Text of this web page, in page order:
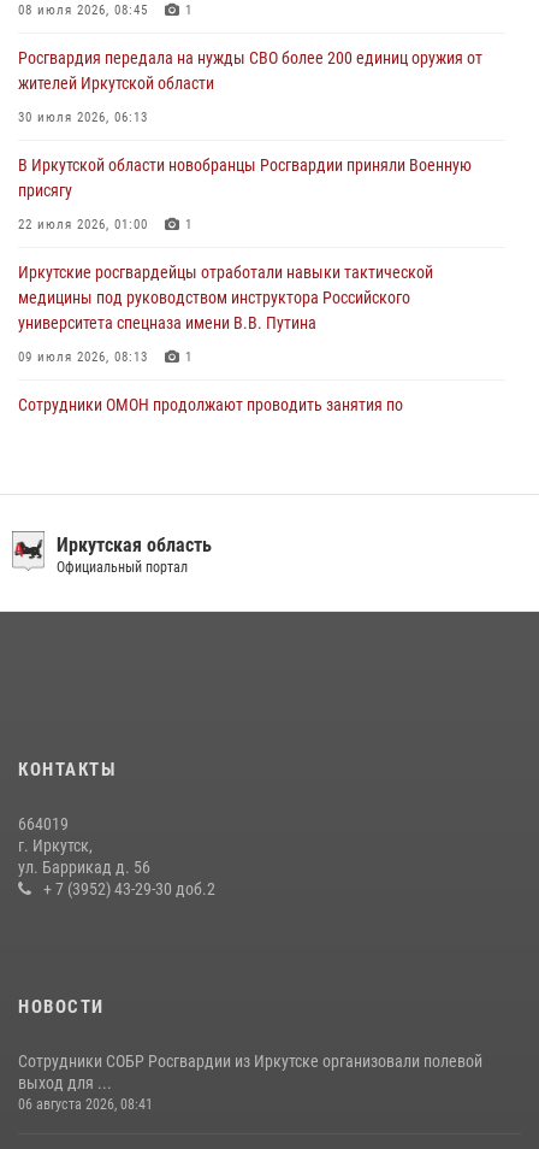
Росгвардия передала на нужды СВО более 200 единиц оружия от
30 июля 2026, 06:13
При силовой поддержке СОБР Росгвардии в Иркутской области
30 июля 2026, 04:19
08 июля 2026, 08:45 1
Росгвардия передала на нужды СВО более 200 единиц оружия от
жителей Иркутской области
30 июля 2026, 06:13
В Иркутской области новобранцы Росгвардии приняли Военную
присягу
22 июля 2026, 01:00 1
Иркутские росгвардейцы отработали навыки тактической
медицины под руководством инструктора Российского
университета спецназа имени В.В. Путина
09 июля 2026, 08:13 1
Сотрудники ОМОН продолжают проводить занятия по
преступной группы, организовавшей бизнес по оказанию интим-
услуг
приняли участие в благотворительной акции
В Иркутской области состоится прямая линия по вопросам
поступления на службу в Росгвардию
Иркутская область
Официальный портал
КОНТАКТЫ
664019
г. Иркутск,
ул. Баррикад д. 56
+ 7 (3952) 43-29-30 доб.2
НОВОСТИ
Сотрудники СОБР Росгвардии из Иркутске организовали полевой
выход для ...
06 августа 2026, 08:41